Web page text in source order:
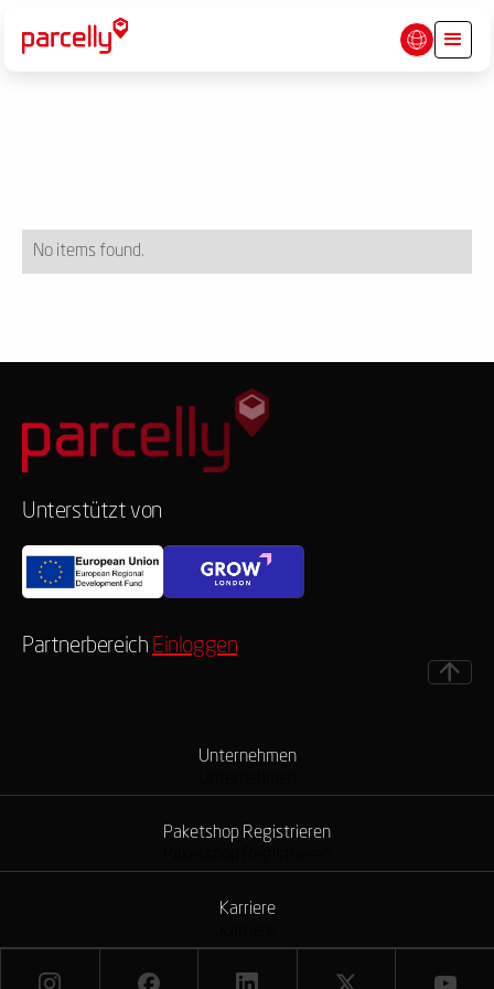
No items found.
Unterstützt von
Partnerbereich Einloggen
Unternehmen
Paketshop Registrieren
Karriere